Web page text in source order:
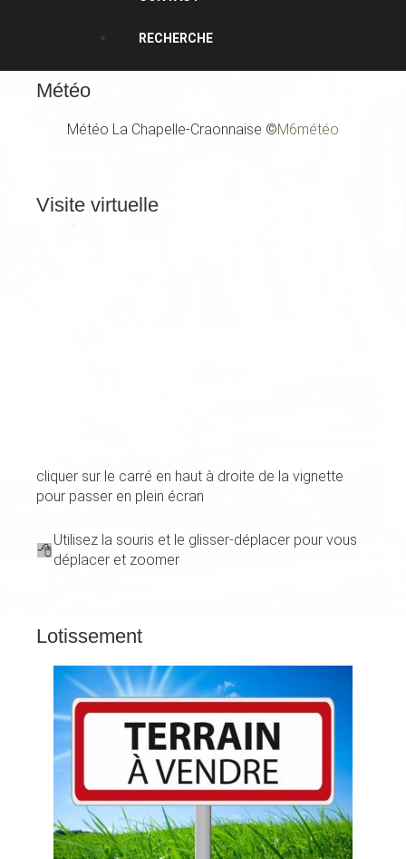
RECHERCHE
Météo
Météo La Chapelle-Craonnaise ©M6météo
Visite virtuelle
cliquer sur le carré en haut à droite de la vignette
pour passer en plein écran
Utilisez la souris et le glisser-déplacer pour vous
déplacer et zoomer
Lotissement